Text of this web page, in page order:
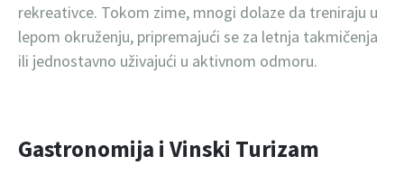
rekreativce. Tokom zime, mnogi dolaze da treniraju u
lepom okruženju, pripremajući se za letnja takmičenja
ili jednostavno uživajući u aktivnom odmoru.
Gastronomija i Vinski Turizam